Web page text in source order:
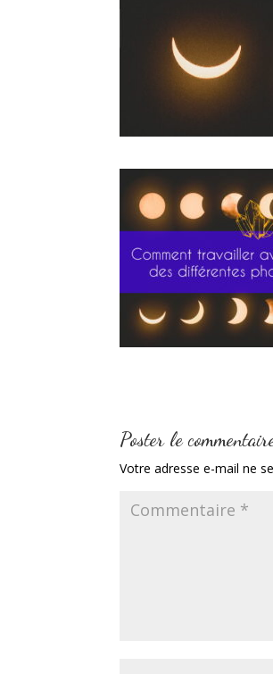
Poster le
Votre adresse e-mail ne